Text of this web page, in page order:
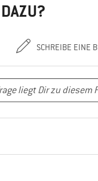
SCHREIBE EINE